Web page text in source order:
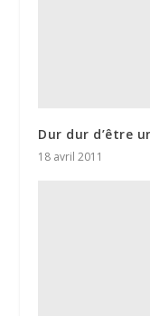
Dur dur d’être
18 avril 2011